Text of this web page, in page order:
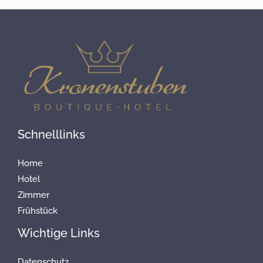
Schnelllinks
Home
Hotel
Zimmer
Frühstück
Wichtige Links